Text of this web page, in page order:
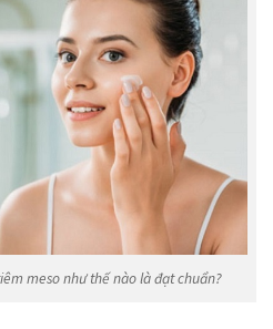
meso như thế nào là đạt chuẩn?